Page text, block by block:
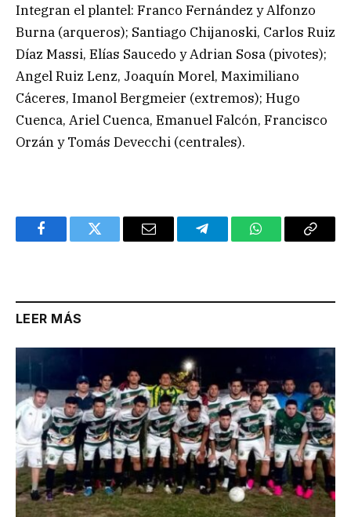
Integran el plantel: Franco Fernández y Alfonzo
Burna (arqueros); Santiago Chijanoski, Carlos Ruiz
Díaz Massi, Elías Saucedo y Adrian Sosa (pivotes);
Angel Ruiz Lenz, Joaquín Morel, Maximiliano
Cáceres, Imanol Bergmeier (extremos); Hugo
Cuenca, Ariel Cuenca, Emanuel Falcón, Francisco
Orzán y Tomás Devecchi (centrales).
FacebookTwitter Email TelegramWhatsAppCopy
LEER MÁS